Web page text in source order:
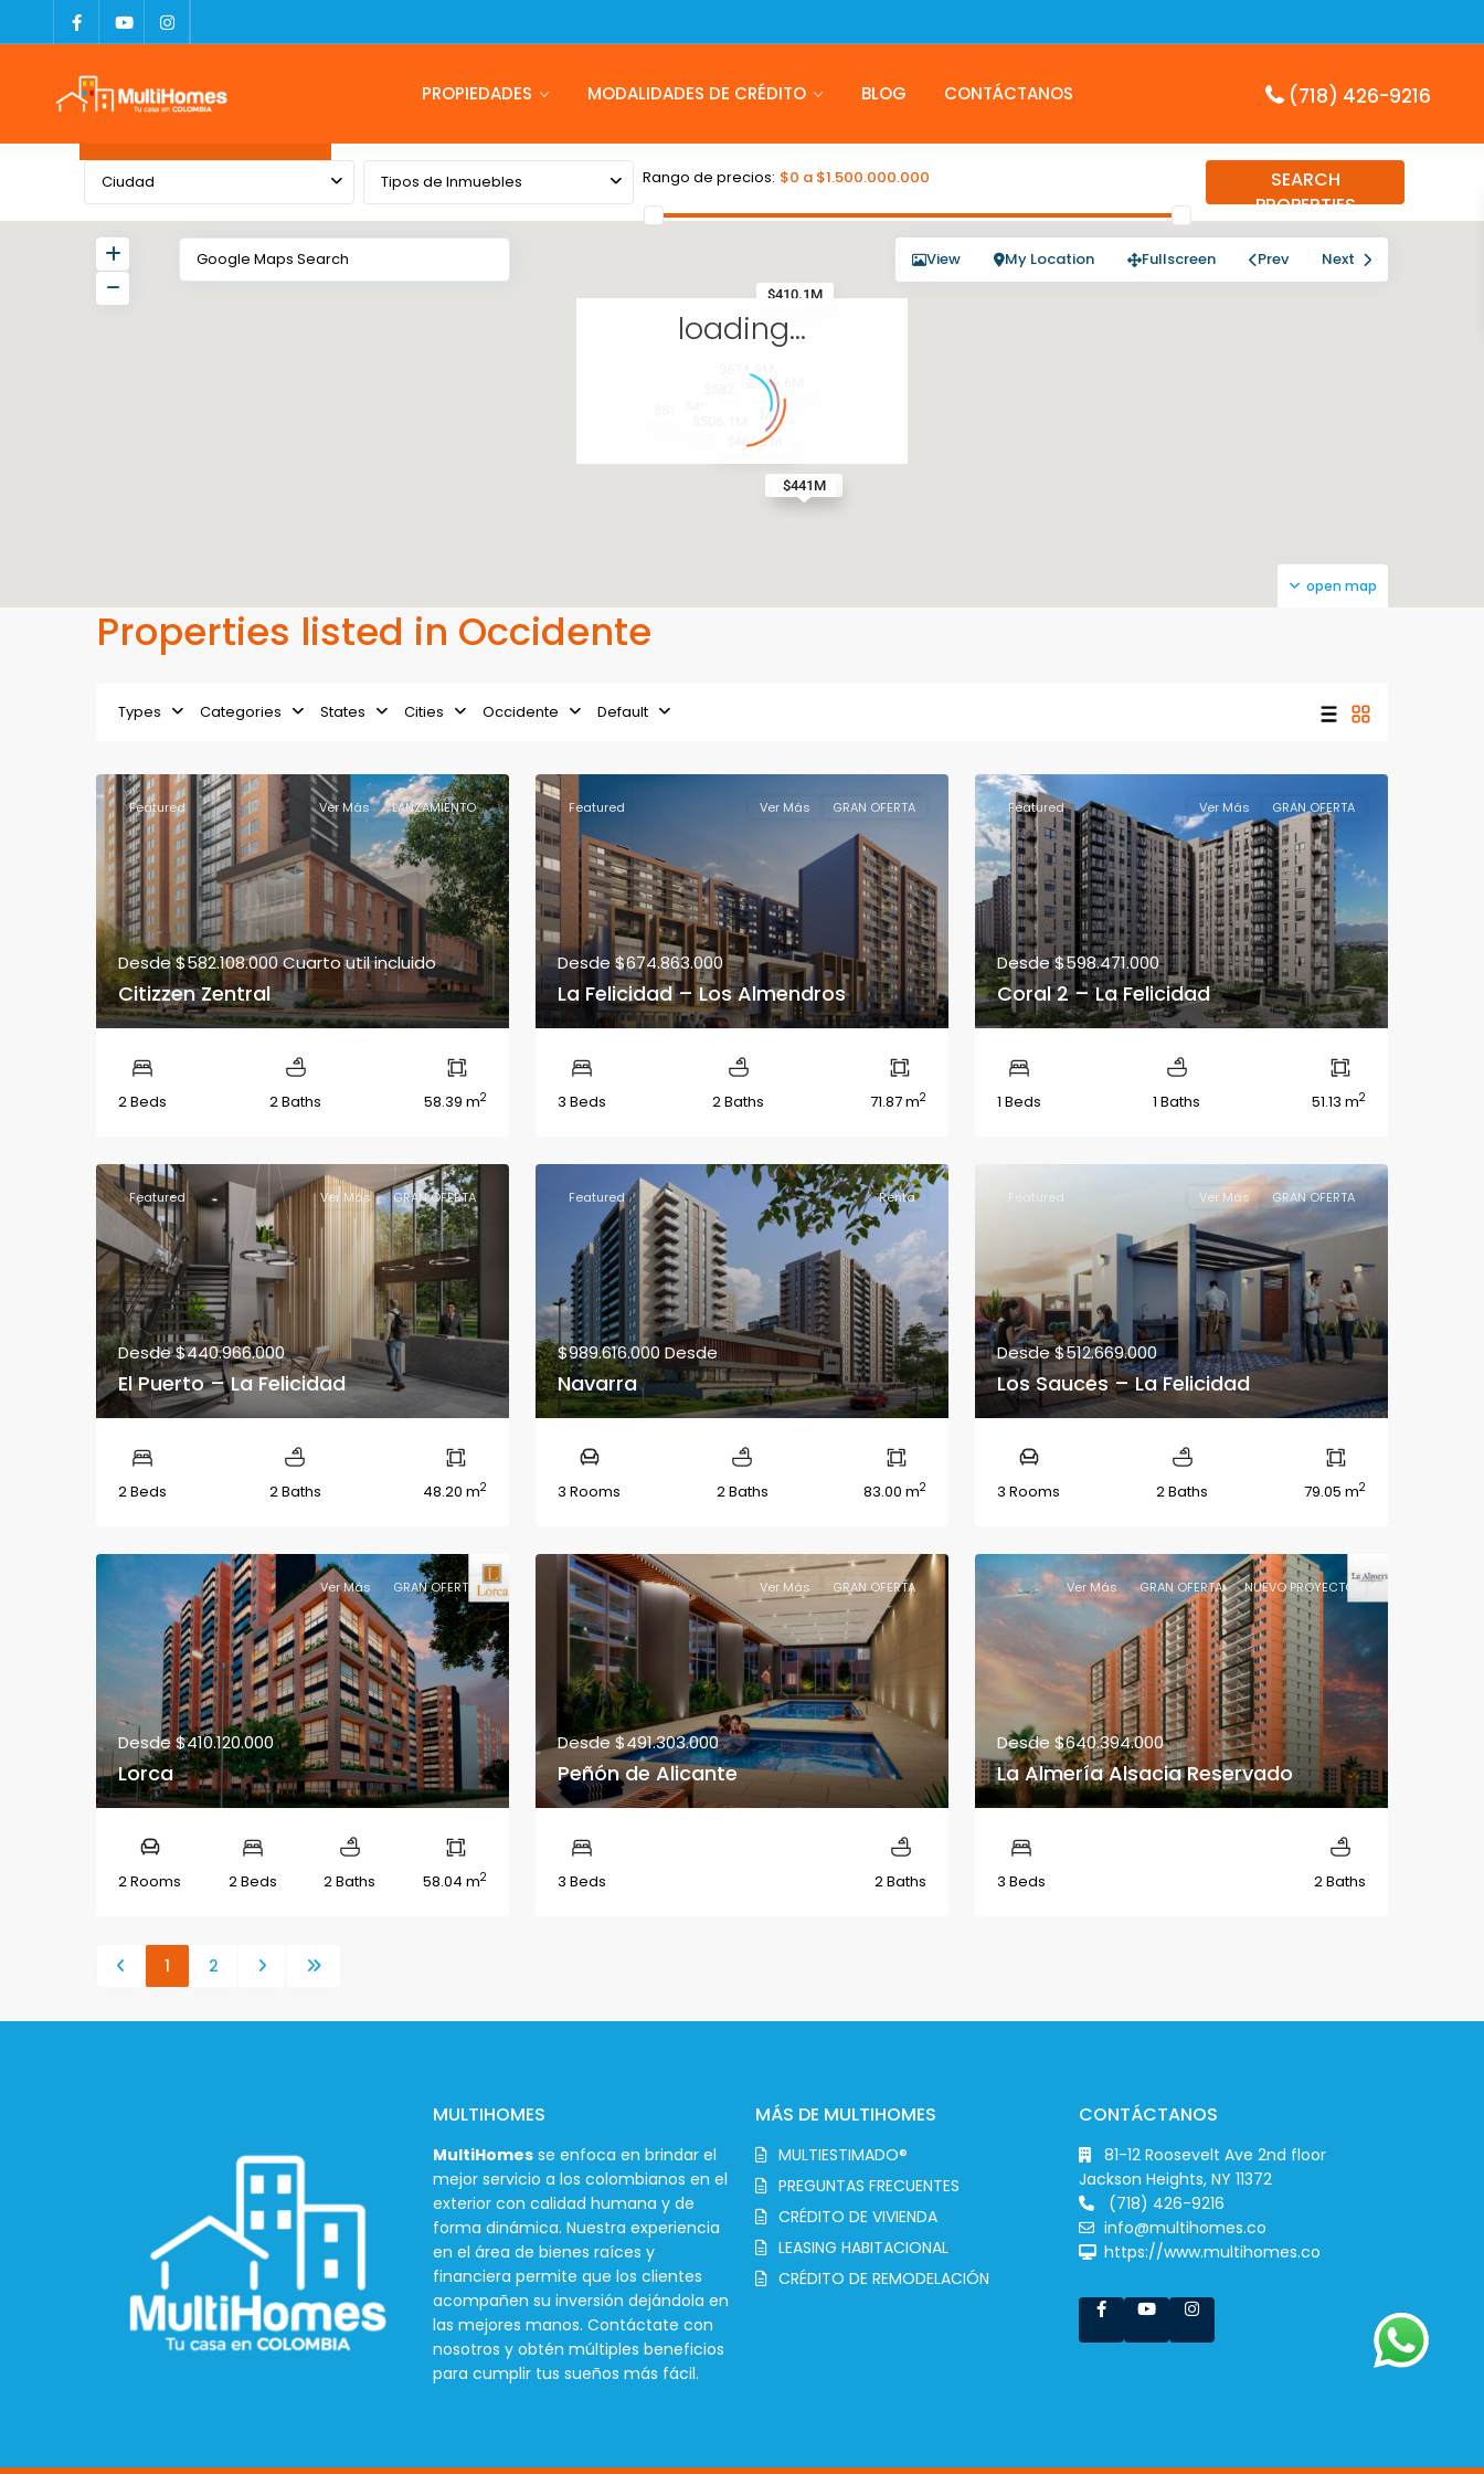
PROPIEDADES MODALIDADES DE CRÉDITO BLOG CONTÁCTANOS (718) 426-9216
Ciudad Tipos de Inmuebles Rango de precios: $0 a $1.500.000.000
SEARCH
PROPERTIES
$674.9M
$598.5M
$441M
$989.6M
$410.1M
$640.4M
$466.2M
$680.2M
loading...
open map
View My Location Fullscreen Prev Next
Properties listed in Occidente
Types Categories States Cities Occidente Default
Featured Ver Más LANZAMIENTO
Desde$582.108.000Cuarto util incluido
Citizzen Zentral
2 Beds 2 Baths 58.39 m2
Featured Ver Más GRAN OFERTA
Desde $674.863.000
La Felicidad – Los Almendros
3 Beds 2 Baths 71.87 m2
Featured Ver Más GRAN OFERTA
Desde$598.471.000
Coral 2 – La Felicidad
1 Beds 1 Baths 51.13 m2
Featured Ver Más GRAN OFERTA
Desde$440.966.000
El Puerto – La Felicidad
2 Beds 2 Baths 48.20 m2
Featured Renta
$989.616.000Desde
Navarra
3 Rooms 2 Baths 83.00 m2
Featured Ver Más GRAN OFERTA
Desde$512.669.000
Los Sauces – La Felicidad
3 Rooms 2 Baths 79.05 m2
Ver Más GRAN OFERTA
Desde$410.120.000
Lorca
2 Rooms 2 Beds 2 Baths 58.04 m2
Ver Más GRAN OFERTA
Desde$491.303.000
Peñón de Alicante
3 Beds 2 Baths
Ver Más GRAN OFERTA NUEVO PROYECTO
Desde $640.394.000
La Almería Alsacia Reservado
3 Beds 2 Baths
1 2
MULTIHOMES
MultiHomesse enfoca en brindar el
mejor servicio a los colombianos en el
exterior con calidad humana y de
forma dinámica. Nuestra experiencia
en el área de bienes raíces y
financiera permite que los clientes
acompañen su inversión dejándola en
las mejores manos. Contáctate con
nosotros y obtén múltiples beneficios
para cumplir tus sueños más fácil.
MÁS DE MULTIHOMES
MULTIESTIMADO®
PREGUNTAS FRECUENTES
CRÉDITO DE VIVIENDA
LEASING HABITACIONAL
CRÉDITO DE REMODELACIÓN
CONTÁCTANOS
81-12 Roosevelt Ave 2nd floor
Jackson Heights, NY 11372
(718) 426-9216
info@multihomes.co
https://www.multihomes.co